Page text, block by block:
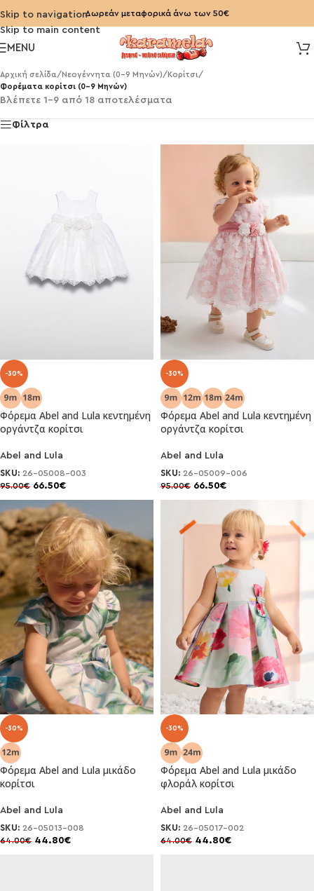
Skip to navigation
Skip to main content
Δωρεάν μεταφορικά άνω των 50€
MENU
Αρχική σελίδα/Νεογέννητα (0-9 Μηνών)/ Κορίτσι/
Φορέματα κορίτσι (0-9 Μηνών)
Βλέπετε 1–9 από 18 αποτελέσματα
Φίλτρα
-30%
Φόρεμα Abel and Lula κεντημένη
οργάντζα κορίτσι
Abel and Lula
SKU: 26-05008-003
95.00€ 66.50€
-30%
Φόρεμα Abel and Lula κεντημένη
οργάντζα κορίτσι
Abel and Lula
SKU: 26-05009-006
95.00€ 66.50€
-30%
Φόρεμα Abel and Lula μικάδο
κορίτσι
Abel and Lula
SKU: 26-05013-008
64.00€ 44.80€
-30%
Φόρεμα Abel and Lula μικάδο
φλοράλ κορίτσι
Abel and Lula
SKU: 26-05017-002
64.00€ 44.80€